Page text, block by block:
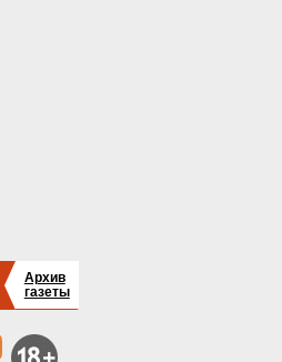
Архив
газеты